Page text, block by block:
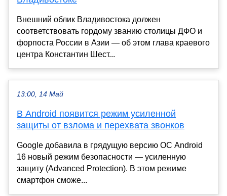
Внешний облик Владивостока должен
соответствовать гордому званию столицы ДФО и
форпоста России в Азии — об этом глава краевого
центра Константин Шест...
13:00, 14 Май
В Android появится режим усиленной
защиты от взлома и перехвата звонков
Google добавила в грядущую версию ОС Android
16 новый режим безопасности — усиленную
защиту (Advanced Protection). В этом режиме
смартфон сможе...